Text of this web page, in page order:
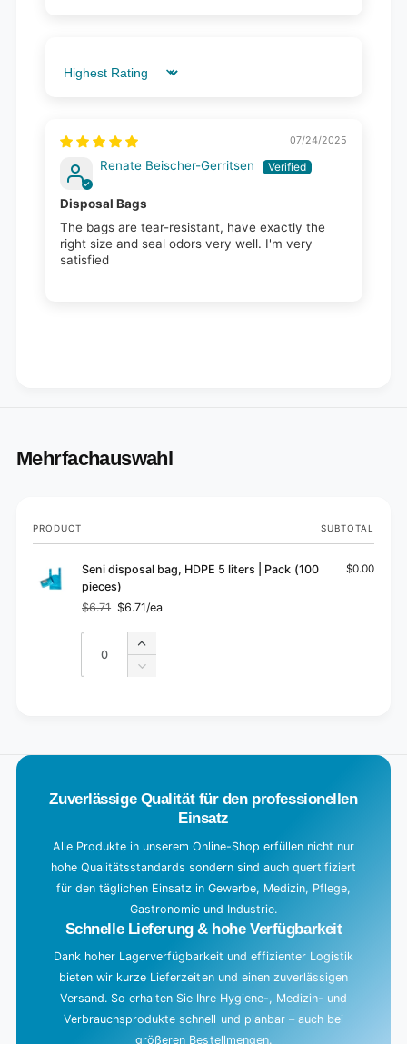
Sort by
07/24/2025
Renate Beischer-Gerritsen
Disposal Bags
The bags are tear-resistant, have exactly the
right size and seal odors very well. I'm very
satisfied
Mehrfachauswahl
Your
cart
PRODUCT SUBTOTAL
Seni disposal bag, HDPE 5 liters | Pack (100
pieces)
Regular
price
$6.71
Sale
price
$6.71/ea
$0.00
Quantity
Increase
quantity
Decrease
a
Zuverlässige Qualität für den professionellen
Einsatz
Alle Produkte in unserem Online-Shop erfüllen nicht nur
hohe Qualitätsstandards sondern sind auch quertifiziert
für den täglichen Einsatz in Gewerbe, Medizin, Pflege,
Gastronomie und Industrie.
Schnelle Lieferung & hohe Verfügbarkeit
Dank hoher Lagerverfügbarkeit und effizienter Logistik
bieten wir kurze Lieferzeiten und einen zuverlässigen
Versand. So erhalten Sie Ihre Hygiene-, Medizin- und
Verbrauchsprodukte schnell und planbar – auch bei
größeren Bestellmengen.